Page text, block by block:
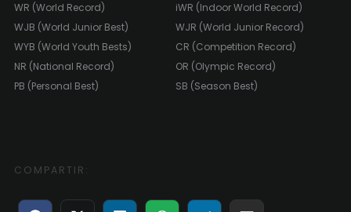
WR (World Record)
iWR (Indoor World Record)
WJB (World Junior Best)
WJR (World Junior Record)
WYB (World Youth Bests)
CR (Competition Record)
NR (National Record)
OR (Olympic Record)
PB (Personal Best)
SB (Season Best)
COMPARTIR: